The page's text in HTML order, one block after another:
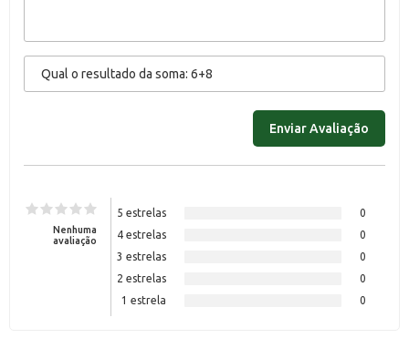
Nenhuma
avaliação
5 estrelas
0
4 estrelas
0
3 estrelas
0
2 estrelas
0
1 estrela
0